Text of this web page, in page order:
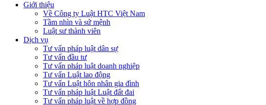
Giới thiệu
Về Công ty Luật HTC Việt Nam
Tầm nhìn và sứ mệnh
Luật sư thành viên
Dịch vụ
Tư vấn pháp luật dân sự
Tư vấn đầu tư
Tư vấn pháp luật doanh nghiệp
Tư vấn Luật lao động
Tư vấn Luật hôn nhân gia đình
Tư vấn pháp luật Luật đất đai
Tư vấn pháp luật về hợp đồng